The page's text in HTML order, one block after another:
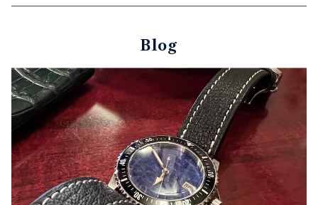
コードバン
牛革
Blog